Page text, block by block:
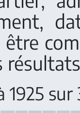
1925